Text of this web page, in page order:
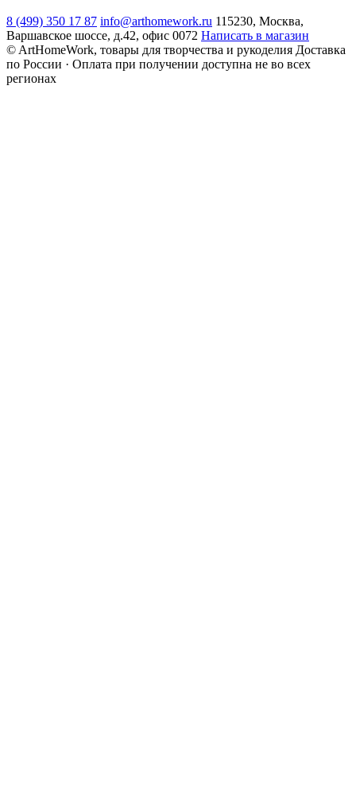
8 (499) 350 17 87 info@arthomework.ru 115230, Москва,
Варшавское шоссе, д.42, офис 0072 Написать в магазин
© ArtHomeWork, товары для творчества и рукоделия Доставка
по России · Оплата при получении доступна не во всех
регионах